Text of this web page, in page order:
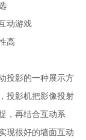
动游戏
高
投影的一种展示方
投影机把影像投射
，再结合互动系
现很好的墙面互动